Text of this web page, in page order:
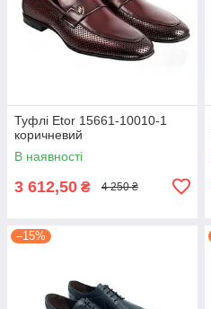
Туфлі Etor 15661-10010-1
коричневий
В наявності
3 612,50 ₴ 4 250 ₴
–15%